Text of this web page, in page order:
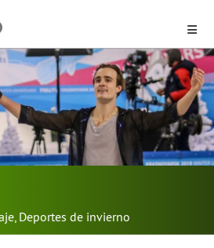
, Deportes de invierno